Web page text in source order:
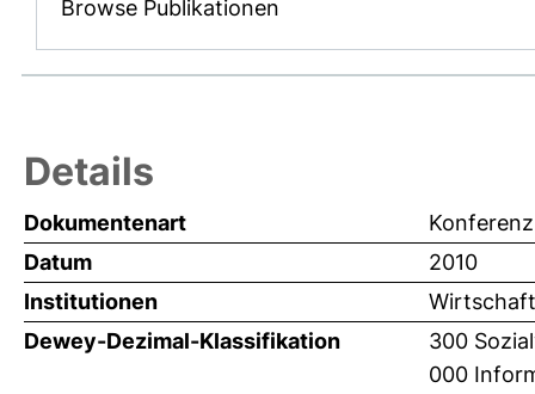
Browse Publikationen
Details
Dokumentenart
Datum
2010
Institutionen
Dewey-Dezimal-Klassifikation
300
000